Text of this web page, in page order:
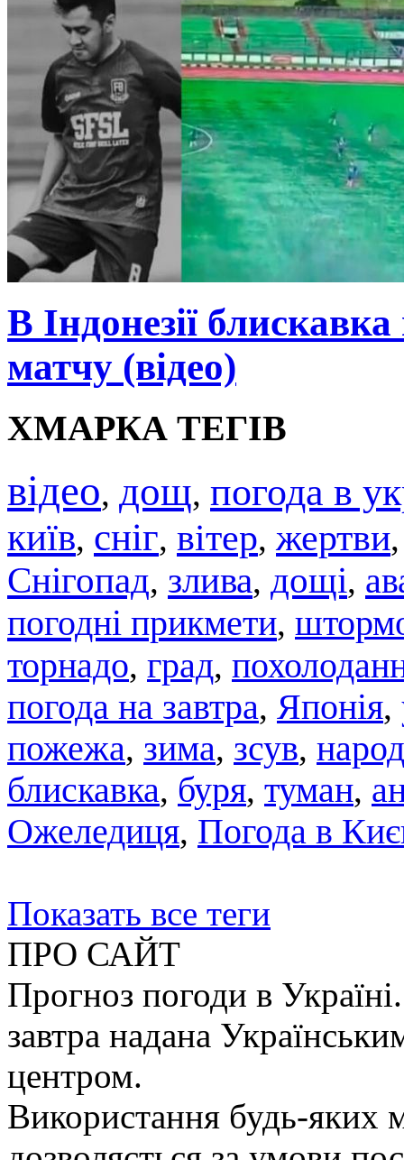
В Індонезії
матчу (відео)
ХМАРКА ТЕГІВ
відео, дощ, погода в
київ, сніг, вітер, жертви
Снігопад, злива, дощі,
погодні прикмети,
торнадо, град,
погода на завтра, Японія,
пожежа, зима, зсув,
блискавка, буря, туман,
Ожеледиця, Погода в
Показать все теги
ПРО САЙТ
Прогноз погоди в
завтра надана
центром.
Використання будь-яких